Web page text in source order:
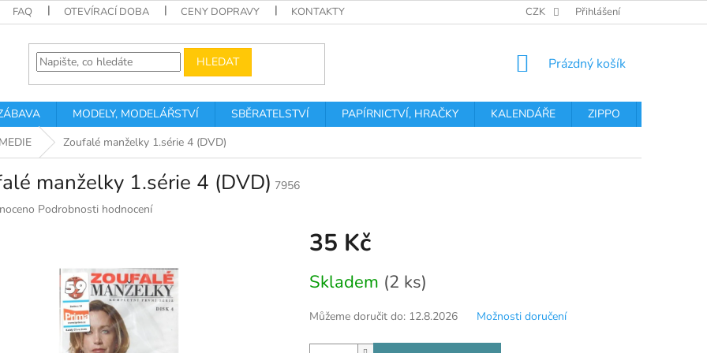
FAQ OTEVÍRACÍ DOBA CENY DOPRAVY KONTAKTY PODMÍNKY OCHRANY OSOBNÍCH
CZK Přihlášení
HLEDAT
NÁKUPNÍ
Prázdný košík
MODELY, MODELÁŘSTVÍ SBĚRATELSTVÍ PAPÍRNICTVÍ, HRAČKY KALENDÁŘE ZIPPO
Zoufalé manželky 1.série 4 (DVD)
manželky 1.série 4 (DVD) 7956
Podrobnosti hodnocení
35 Kč
cena:
Skladem (2 ks)
Můžeme doručit do: 12.8.2026 Možnosti doručení